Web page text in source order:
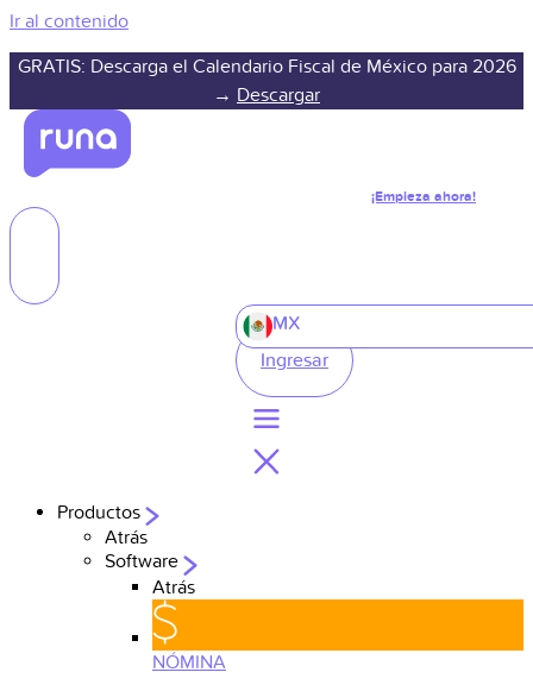
Ir al contenido
GRATIS: Descarga el Calendario Fiscal de México para 2026
→ Descargar
¡Empieza ahora!
MX
Ingresar
Productos
Atrás
Software
Atrás
NÓMINA